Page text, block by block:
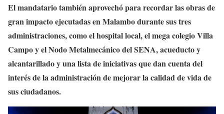
El mandatario también aprovechó para recordar las obras de
gran impacto ejecutadas en Malambo durante sus tres
administraciones, como el hospital local, el mega colegio Villa
Campo y el Nodo Metalmecánico del SENA, acueducto y
alcantarillado y una lista de iniciativas que dan cuenta del
interés de la administración de mejorar la calidad de vida de
sus ciudadanos.